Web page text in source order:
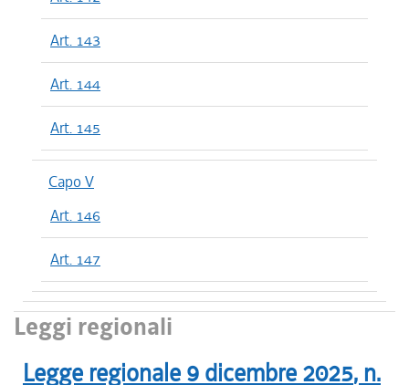
Art. 143
Art. 144
Art. 145
Capo V
Art. 146
Art. 147
Leggi regionali
Legge regionale 9 dicembre 2025, n.